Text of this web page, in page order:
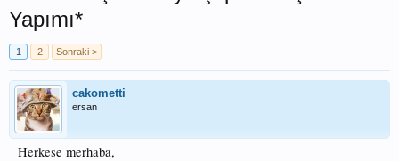
Yapımı*
1 2 Sonraki >
cakometti
ersan
Herkese merhaba,